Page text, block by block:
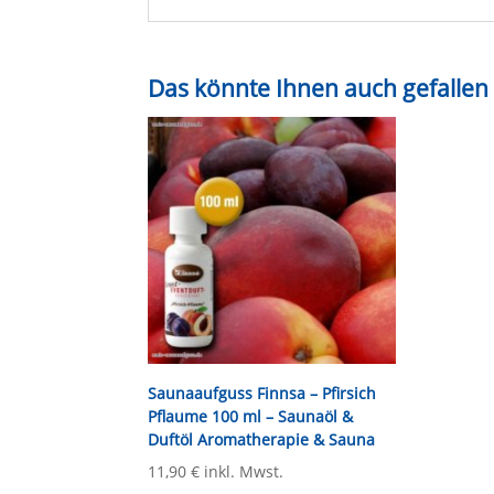
Das könnte Ihnen auch
Saunaaufguss Finnsa – Pfirsich
Pflaume 100 ml – Saunaöl &
Duftöl Aromatherapie & Sauna
11,90€ inkl. Mwst.